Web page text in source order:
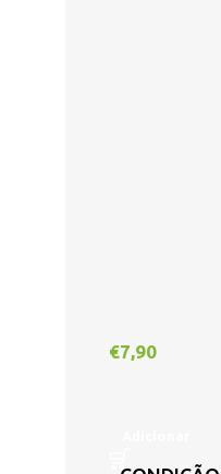
€7,90